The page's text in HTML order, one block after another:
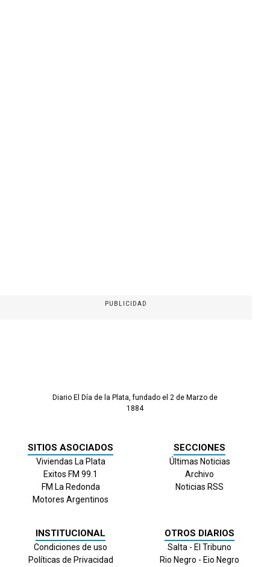
PUBLICIDAD
Diario El Día de la Plata, fundado el 2 de Marzo de
1884
SITIOS ASOCIADOS
Viviendas La Plata
Exitos FM 99.1
FM La Redonda
Motores Argentinos
SECCIONES
Últimas Noticias
Archivo
Noticias RSS
INSTITUCIONAL
Condiciones de uso
Políticas de Privacidad
OTROS DIARIOS
Salta - El Tribuno
Rio Negro - Eio Negro